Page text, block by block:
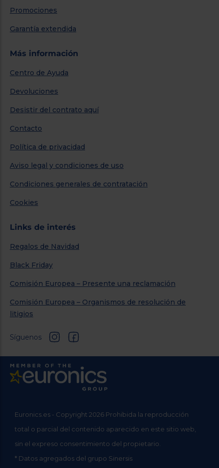
Promociones
Garantía extendida
Más información
Centro de Ayuda
Devoluciones
Desistir del contrato aquí
Contacto
Política de privacidad
Aviso legal y condiciones de uso
Condiciones generales de contratación
Cookies
Links de interés
Regalos de Navidad
Black Friday
Comisión Europea – Presente una reclamación
Comisión Europea – Organismos de resolución de
litigios
Síguenos
Euronics.es - Copyright 2026 Prohibida la reproducción
total o parcial del contenido aparecido en este sitio web,
sin el expreso consentimiento del propietario.
* Datos agregados del grupo Sinersis